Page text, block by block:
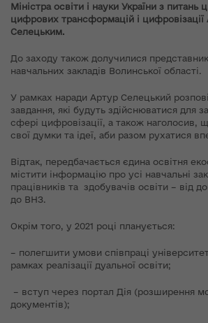
Міністра освіти і науки України з питань
цифрових трансформацій і
Селецьким.
До заходу також долучилися
навчальних закладів Волинської області.
У рамках наради Артур Селецький
завдання, які будуть здійснюватися для
сфері цифровізації, а також наголосив,
свої думки та ідеї, аби разом рухатися
Відтак, передбачається єдина освітня
містити інформацію про усі навчальні
працівників та здобувачів освіти – від
до ВНЗ.
Окрім того, у 2021 році планується:
– полегшити умови співпраці
рамках реалізації дуальної освіти;
– вступ через портал Дія (розширення
документів);